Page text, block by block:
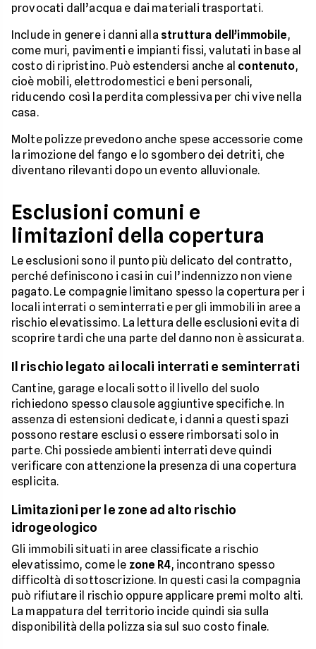
provocati dall’acqua e dai materiali trasportati.
Include in genere i danni alla struttura dell’immobile,
come muri, pavimenti e impianti fissi, valutati in base al
costo di ripristino. Può estendersi anche al contenuto,
cioè mobili, elettrodomestici e beni personali,
riducendo così la perdita complessiva per chi vive nella
casa.
Molte polizze prevedono anche spese accessorie come
la rimozione del fango e lo sgombero dei detriti, che
diventano rilevanti dopo un evento alluvionale.
Esclusioni comuni e
limitazioni della copertura
Le esclusioni sono il punto più delicato del contratto,
perché definiscono i casi in cui l’indennizzo non viene
pagato. Le compagnie limitano spesso la copertura per i
locali interrati o seminterrati e per gli immobili in aree a
rischio elevatissimo. La lettura delle esclusioni evita di
scoprire tardi che una parte del danno non è assicurata.
Il rischio legato ai locali interrati e seminterrati
Cantine, garage e locali sotto il livello del suolo
richiedono spesso clausole aggiuntive specifiche. In
assenza di estensioni dedicate, i danni a questi spazi
possono restare esclusi o essere rimborsati solo in
parte. Chi possiede ambienti interrati deve quindi
verificare con attenzione la presenza di una copertura
esplicita.
Limitazioni per le zone ad alto rischio
idrogeologico
Gli immobili situati in aree classificate a rischio
elevatissimo, come le zone R4, incontrano spesso
difficoltà di sottoscrizione. In questi casi la compagnia
può rifiutare il rischio oppure applicare premi molto alti.
La mappatura del territorio incide quindi sia sulla
disponibilità della polizza sia sul suo costo finale.